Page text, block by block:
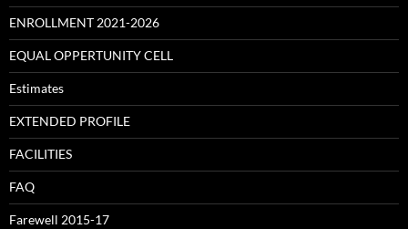
ENROLLMENT 2021-2026
EQUAL OPPERTUNITY CELL
Estimates
EXTENDED PROFILE
FACILITIES
FAQ
Farewell 2015-17